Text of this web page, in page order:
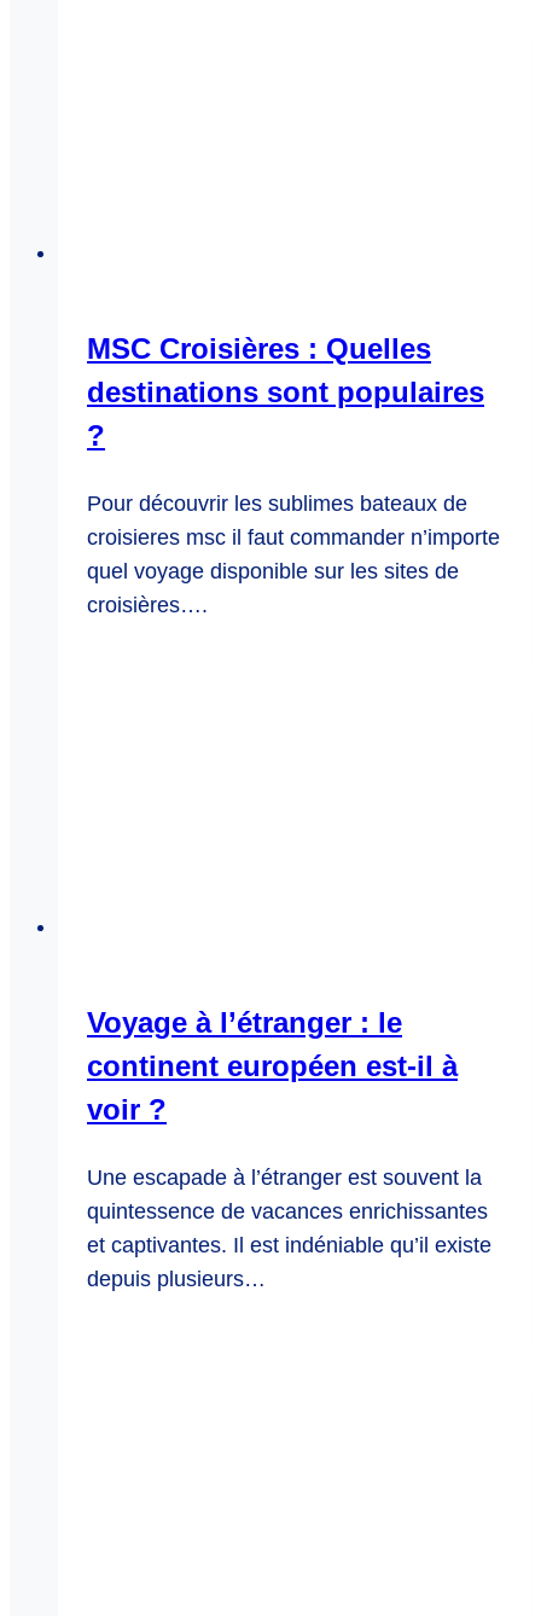
MSC Croisières : Quelles
destinations sont populaires
?
Pour découvrir les sublimes bateaux de
croisieres msc il faut commander n’importe
quel voyage disponible sur les sites de
croisières….
Voyage à l’étranger : le
continent européen est-il à
voir ?
Une escapade à l’étranger est souvent la
quintessence de vacances enrichissantes
et captivantes. Il est indéniable qu’il existe
depuis plusieurs…